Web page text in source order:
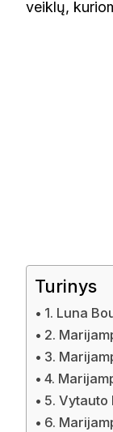
veiklų,
Turinys
1. Luna
2.
3.
4.
5. Vytauto
6.